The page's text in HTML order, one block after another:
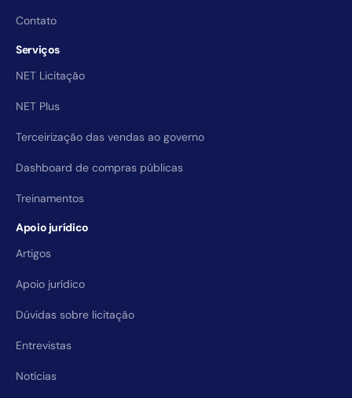
Contato
Serviços
NET Licitação
NET Plus
Terceirização das vendas ao governo
Dashboard de compras públicas
Treinamentos
Apoio jurídico
Artigos
Apoio jurídico
Dúvidas sobre licitação
Entrevistas
Notícias